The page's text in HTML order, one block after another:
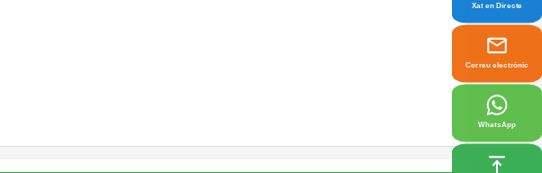
Xat en Directe
Correu electrònic
WhatsApp